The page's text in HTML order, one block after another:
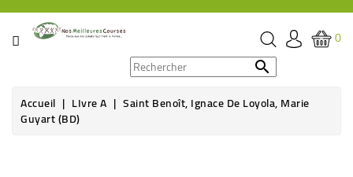
CATÉGORIE
ÉPICERIE
0

Accueil LIvre A Saint Benoît, Ignace De Loyola, Marie
Guyart (BD)